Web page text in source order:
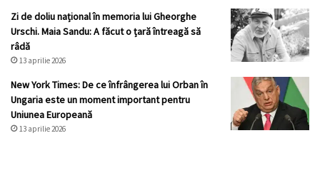
Zi de doliu național în memoria lui Gheorghe
Urschi. Maia Sandu: A făcut o țară întreagă să
râdă
13 aprilie 2026
New York Times: De ce înfrângerea lui Orban în
Ungaria este un moment important pentru
Uniunea Europeană
13 aprilie 2026